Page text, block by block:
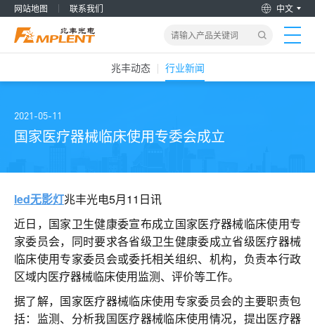
网站地图 联系我们 中文
产品&解决方案
关于我们
加入兆丰
服务支持
联系我们
兆丰动态 行业新闻
2021-05-11
国家医疗器械临床使用专委会成立
led无影灯兆丰光电5月11日讯
近日，国家卫生健康委宣布成立国家医疗器械临床使用专
家委员会，同时要求各省级卫生健康委成立省级医疗器械
临床使用专家委员会或委托相关组织、机构，负责本行政
区域内医疗器械临床使用监测、评价等工作。
据了解，国家医疗器械临床使用专家委员会的主要职责包
括：监测、分析我国医疗器械临床使用情况，提出医疗器